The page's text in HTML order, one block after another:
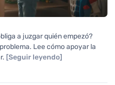
a juzgar quién empezó?
Lee cómo apoyar la
[Seguir leyendo]